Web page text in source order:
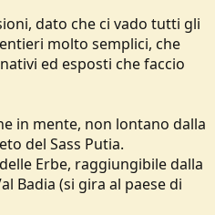
dato che ci vado tutti gli
molto semplici, che
ed esposti che faccio
in mente, non lontano dalla
del Sass Putia.
Erbe, raggiungibile dalla
Badia (si gira al paese di